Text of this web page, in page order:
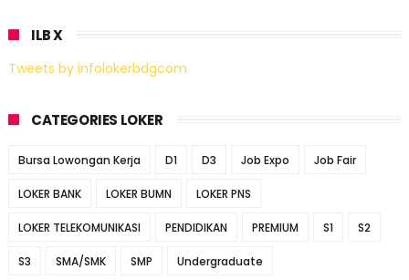
ILB X
Tweets by infolokerbdgcom
CATEGORIES LOKER
Bursa Lowongan Kerja D1 D3 Job Expo Job Fair
LOKER BANK LOKER BUMN LOKER PNS
LOKER TELEKOMUNIKASI PENDIDIKAN PREMIUM S1 S2
S3 SMA/SMK SMP Undergraduate